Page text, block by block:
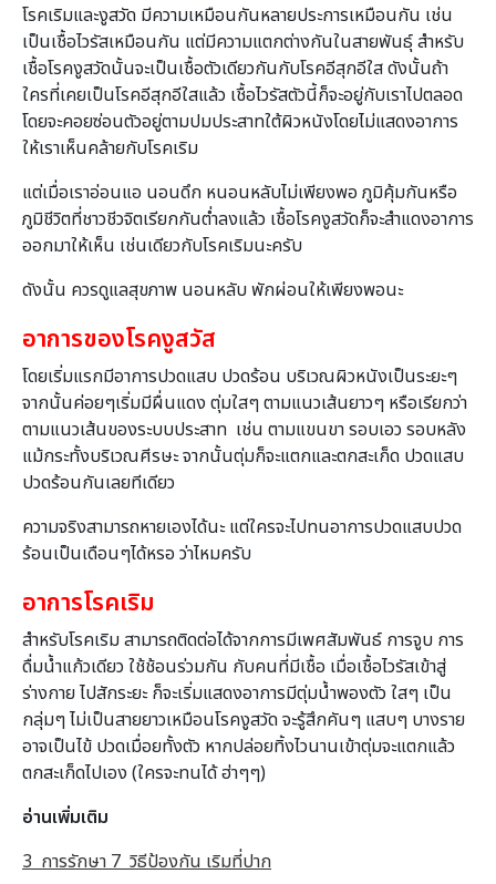
โรคเริมและงูสวัด มีความเหมือนกันหลายประการเหมือนกัน เช่น
เป็นเชื้อไวรัสเหมือนกัน แต่มีความแตกต่างกันในสายพันธุ์ สำหรับ
เชื้อโรคงูสวัดนั้นจะเป็นเชื้อตัวเดียวกันกับโรคอีสุกอีใส ดังนั้นถ้า
ใครที่เคยเป็นโรคอีสุกอีใสแล้ว เชื้อไวรัสตัวนี้ก็จะอยู่กับเราไปตลอด
โดยจะคอยซ่อนตัวอยู่ตามปมประสาทใต้ผิวหนังโดยไม่แสดงอาการ
ให้เราเห็นคล้ายกับโรคเริม
แต่เมื่อเราอ่อนแอ นอนดึก หนอนหลับไม่เพียงพอ ภูมิคุ้มกันหรือ
ภูมิชีวิตที่ชาวชีวจิตเรียกกันต่ำลงแล้ว เชื้อโรคงูสวัดก็จะสำแดงอาการ
ออกมาให้เห็น เช่นเดียวกับโรคเริมนะครับ
ดังนั้น ควรดูแลสุขภาพ นอนหลับ พักผ่อนให้เพียงพอนะ
อาการของโรคงูสวัส
โดยเริ่มแรกมีอาการปวดแสบ ปวดร้อน บริเวณผิวหนังเป็นระยะๆ
จากนั้นค่อยๆเริ่มมีผื่นแดง ตุ่มใสๆ ตามแนวเส้นยาวๆ หรือเรียกว่า
ตามแนวเส้นของระบบประสาท เช่น ตามแขนขา รอบเอว รอบหลัง
แม้กระทั้งบริเวณศีรษะ จากนั้นตุ่มก็จะแตกและตกสะเก็ด ปวดแสบ
ปวดร้อนกันเลยทีเดียว
ความจริงสามารถหายเองได้นะ แต่ใครจะไปทนอาการปวดแสบปวด
ร้อนเป็นเดือนๆได้หรอ ว่าไหมครับ
อาการโรคเริม
สำหรับโรคเริม สามารถติดต่อได้จากการมีเพศสัมพันธ์ การจูบ การ
ดื่มน้ำแก้วเดียว ใช้ช้อนร่วมกัน กับคนที่มีเชื้อ เมื่อเชื้อไวรัสเข้าสู่
ร่างกาย ไปสักระยะ ก็จะเริ่มแสดงอาการมีตุ่มน้ำพองตัว ใสๆ เป็น
กลุ่มๆ ไม่เป็นสายยาวเหมือนโรคงูสวัด จะรู้สึกคันๆ แสบๆ บางราย
อาจเป็นไข้ ปวดเมื่อยทั้งตัว หากปล่อยทิ้งไวนานเข้าตุ่มจะแตกแล้ว
ตกสะเก็ดไปเอง (ใครจะทนได้ ฮ่าๆๆ)
อ่านเพิ่มเติม
3 การรักษา 7 วิธีป้องกัน เริมที่ปาก